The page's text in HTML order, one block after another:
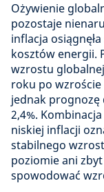
Ożywienie
pozostaje
inflacja
kosztów energii.
wzrostu
roku po wzroście
jednak prognozę
2,4%.
niskiej inflacji
stabilnego
poziomie ani
spowodować